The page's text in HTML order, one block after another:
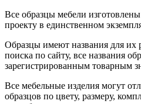
Все образцы мебели
проекту в единственном
Образцы имеют названия для их
поиска по сайту, все названия
зарегистрированным товарным
Все мебельные изделия могут
образцов по цвету, размеру,